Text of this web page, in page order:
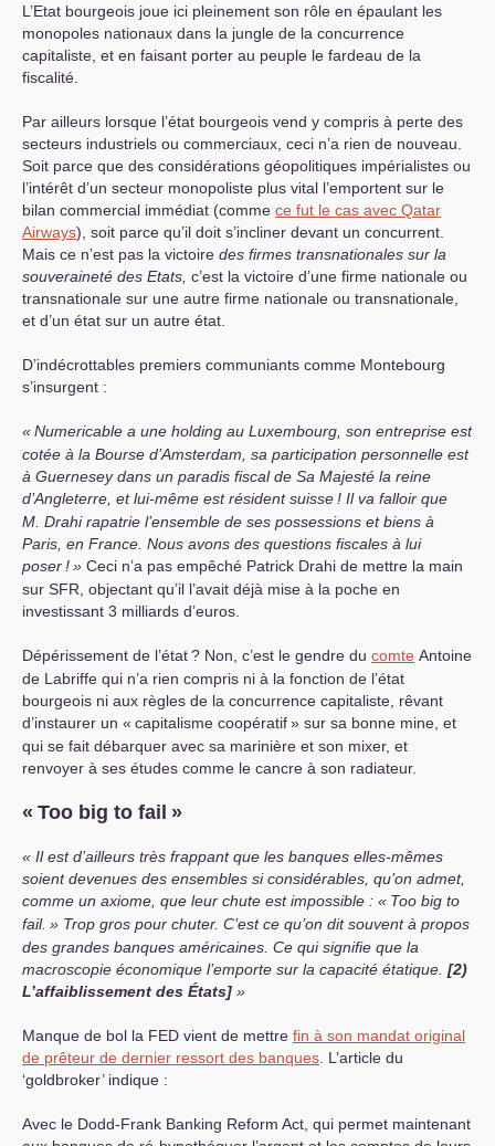
L’Etat bourgeois joue ici pleinement son rôle en épaulant les
monopoles nationaux dans la jungle de la concurrence
capitaliste, et en faisant porter au peuple le fardeau de la
fiscalité.
Par ailleurs lorsque l’état bourgeois vend y compris à perte des
secteurs industriels ou commerciaux, ceci n’a rien de nouveau.
Soit parce que des considérations géopolitiques impérialistes ou
l’intérêt d’un secteur monopoliste plus vital l’emportent sur le
bilan commercial immédiat (comme ce fut le cas avec Qatar
Airways), soit parce qu’il doit s’incliner devant un concurrent.
Mais ce n’est pas la victoire des firmes transnationales sur la
souveraineté des Etats, c’est la victoire d’une firme nationale ou
transnationale sur une autre firme nationale ou transnationale,
et d’un état sur un autre état.
D’indécrottables premiers communiants comme Montebourg
s’insurgent :
«Numericable a une holding au Luxembourg, son entreprise est
cotée à la Bourse d’Amsterdam, sa participation personnelle est
à Guernesey dans un paradis fiscal de Sa Majesté la reine
d’Angleterre, et lui-même est résident suisse ! Il va falloir que
M. Drahi rapatrie l’ensemble de ses possessions et biens à
Paris, en France. Nous avons des questions fiscales à lui
poser !» Ceci n’a pas empêché Patrick Drahi de mettre la main
sur SFR , objectant qu’il l’avait déjà mise à la poche en
investissant 3 milliards d’euros.
Dépérissement de l’état? Non, c’est le gendre du comte Antoine
de Labriffe qui n’a rien compris ni à la fonction de l’état
bourgeois ni aux règles de la concurrence capitaliste, rêvant
d’instaurer un « capitalisme coopératif» sur sa bonne mine, et
qui se fait débarquer avec sa marinière et son mixer, et
renvoyer à ses études comme le cancre à son radiateur.
« Too big to fail »
Il est d’ailleurs très frappant que les banques elles-mêmes
soient devenues des ensembles si considérables, qu’on admet,
comme un axiome, que leur chute est impossible : « Too big to
fail. » Trop gros pour chuter. C’est ce qu’on dit souvent à propos
des grandes banques américaines. Ce qui signifie que la
macroscopie économique l’emporte sur la capacité étatique. [2)
L’affaiblissement des États]
Manque de bol la FED vient de mettre fin à son mandat original
de prêteur de dernier ressort des banques . L’article du
‘goldbroker’ indique :
Avec le Dodd-Frank Banking Reform Act, qui permet maintenant